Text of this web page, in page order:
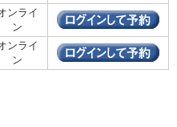
ンライ
ン
ンライ
ン